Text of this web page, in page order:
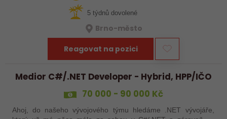
5 týdnů dovolené
Brno-město
Reagovat na pozici
Medior C#/.NET Developer - Hybrid, HPP/IČO
70 000 - 90 000 Kč
Ahoj, do našeho vývojového týmu hledáme .NET vývojáře,